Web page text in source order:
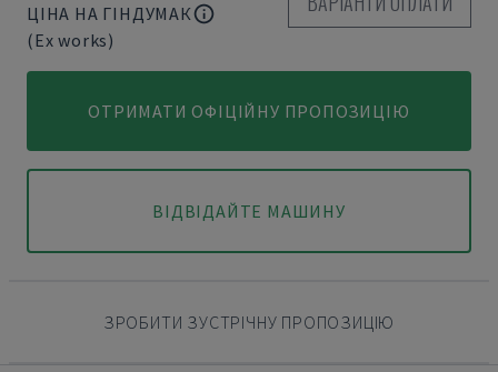
ЦІНА НА ГІНДУМАК
(Ex works)
ОТРИМАТИ ОФІЦІЙНУ ПРОПОЗИЦІЮ
ВІДВІДАЙТЕ МАШИНУ
ЗРОБИТИ ЗУСТРІЧНУ ПРОПОЗИЦІЮ